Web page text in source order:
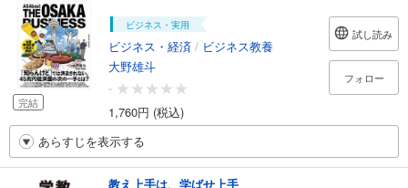
完結
ビジネス・実用
ビジネス・経済 / ビジネス教養
大野雄斗
-
1,760円 (税込)
試し読み
フォロー
あらすじを表示する
教え上手は、学ばせ上手